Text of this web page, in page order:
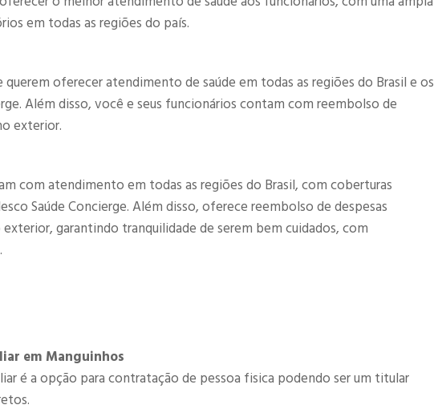
em todas as regiões do país.
querem oferecer atendimento de saúde em todas as regiões do Brasil e os
Além disso, você e seus funcionários contam com reembolso de
exterior.
com atendimento em todas as regiões do Brasil, com coberturas
Saúde Concierge. Além disso, oferece reembolso de despesas
garantindo tranquilidade de serem bem cuidados, com
em Manguinhos
é a opção para contratação de pessoa fisica podendo ser um titular